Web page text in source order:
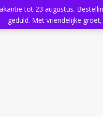
Aanbod
tot 23 augustus.
geduld. Met vriendelijke